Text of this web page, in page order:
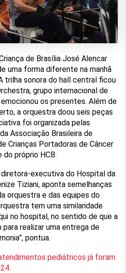
de Brasília José Alencar
uma forma diferente na manhã
trilha sonora do hall central ficou
grupo internacional de
os presentes. Além de
a orquestra doou seis peças
foi organizada pelas
Associação Brasileira de
Crianças Portadoras de Câncer
próprio HCB.
executiva do Hospital da
Tiziani, aponta semelhanças
orquestra e das equipes do
tem uma similaridade
no hospital, no sentido de que a
realizar uma entrega de
pontua.
pediátricos já foram